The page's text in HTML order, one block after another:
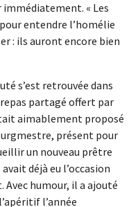
immédiatement. « Les
entendre l’homélie
: ils auront encore bien
s’est retrouvée dans
partagé offert par
aimablement proposé
présent pour
un nouveau prêtre
déjà eu l’occasion
Avec humour, il a ajouté
l’année